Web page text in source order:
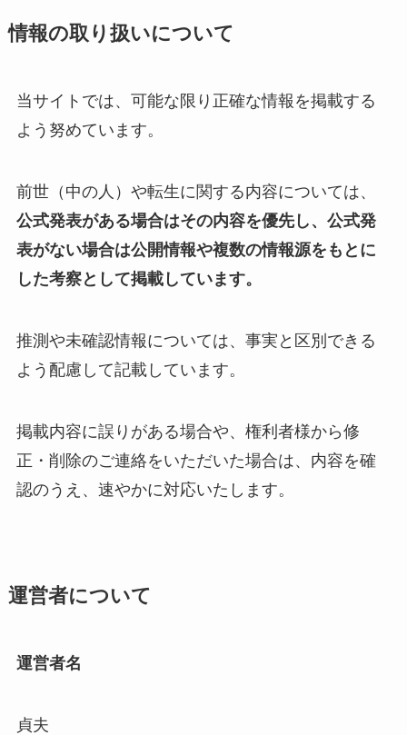
情報の取り扱いについて
当サイトでは、可能な限り正確な情報を掲載する
よう努めています。
前世（中の人）や転生に関する内容については、
公式発表がある場合はその内容を優先し、公式発
表がない場合は公開情報や複数の情報源をもとに
した考察として掲載しています。
推測や未確認情報については、事実と区別できる
よう配慮して記載しています。
掲載内容に誤りがある場合や、権利者様から修
正・削除のご連絡をいただいた場合は、内容を確
認のうえ、速やかに対応いたします。
運営者について
運営者名
貞夫